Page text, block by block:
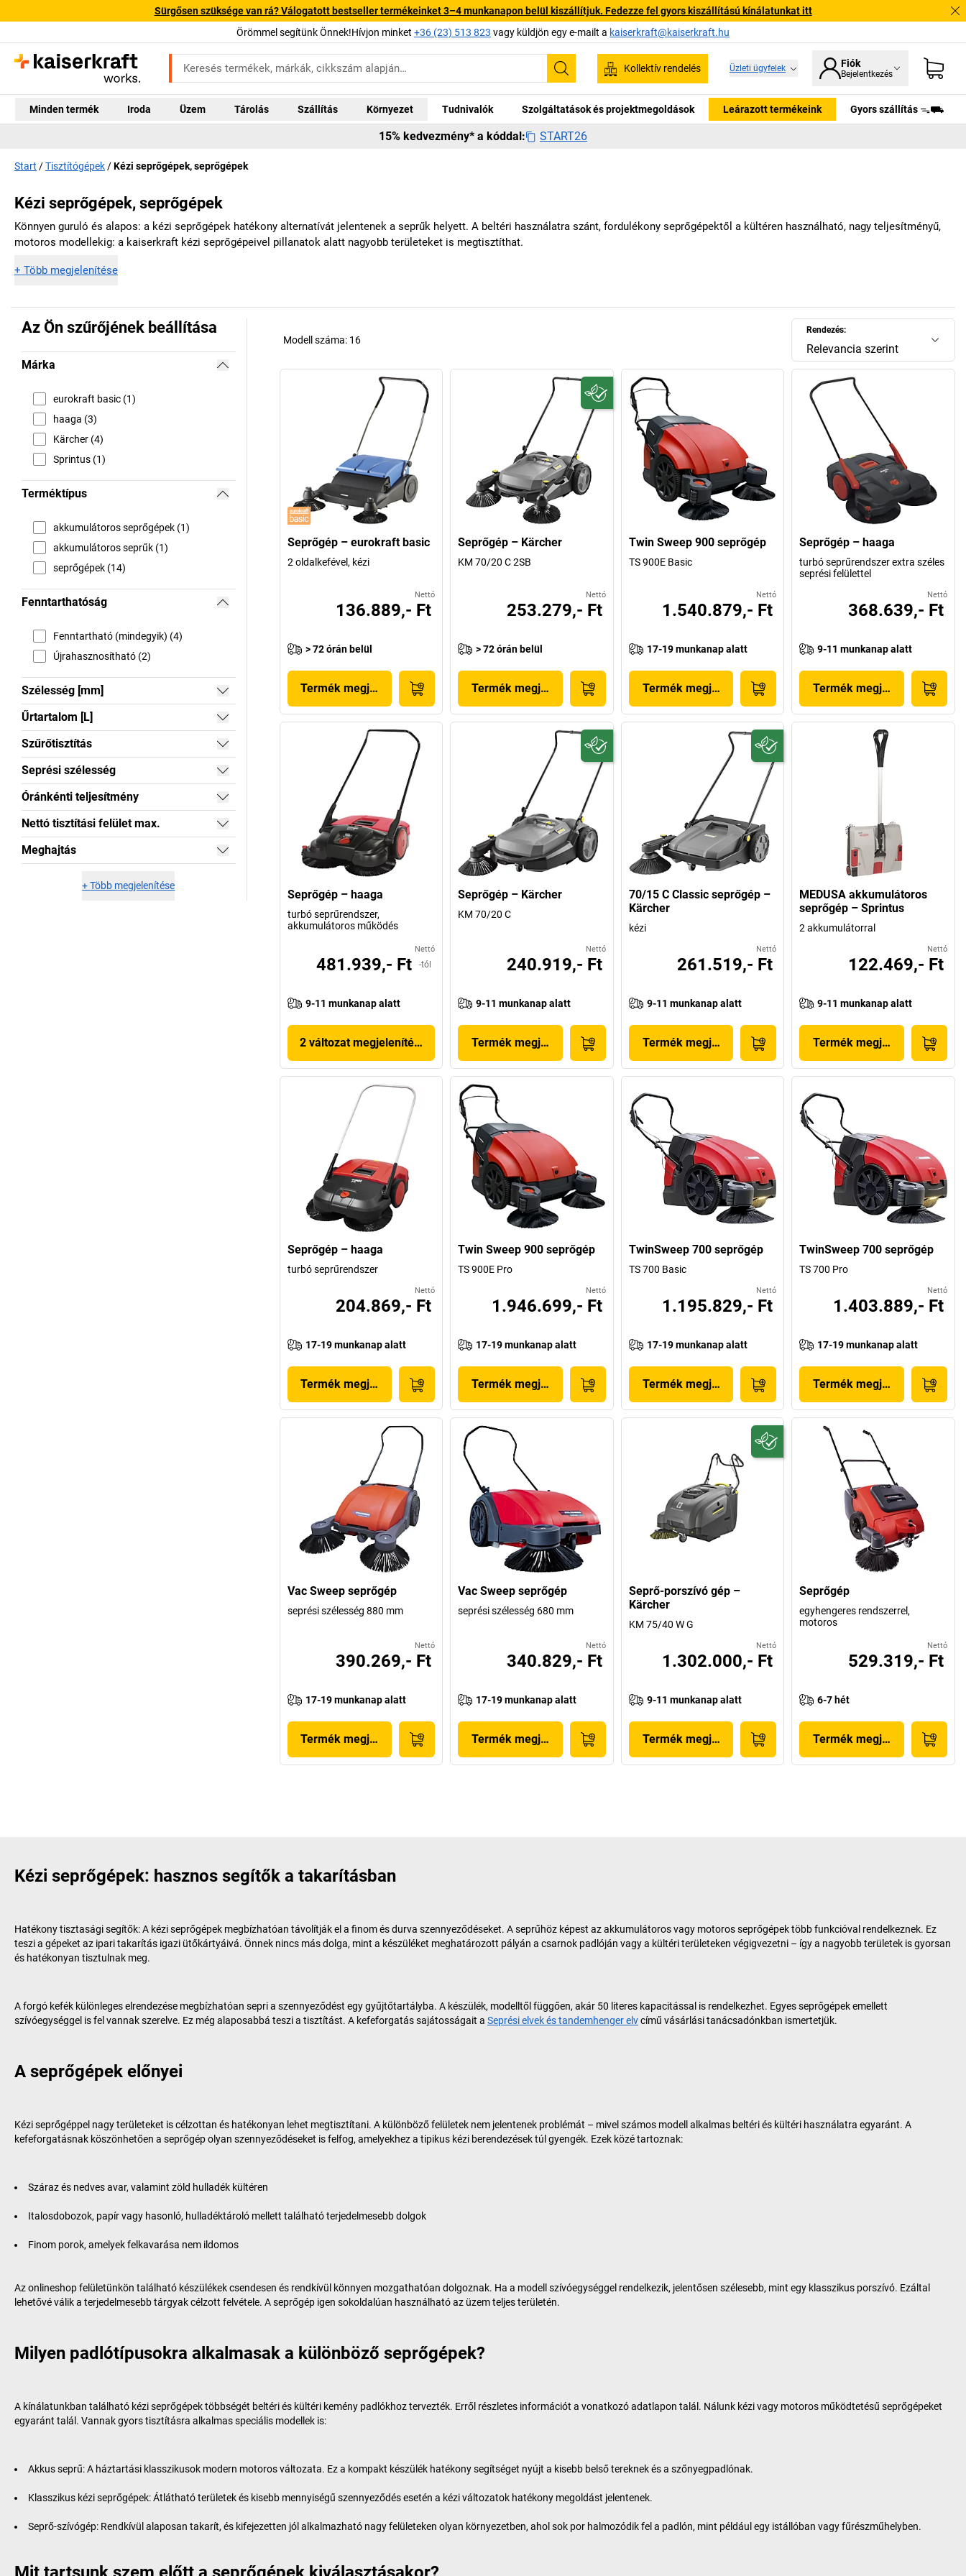
Sürgősen szüksége van rá? Válogatott bestseller termékeinket 3–4 munkanapon belül kiszállítjuk. Fedezze fel gyors kiszállítású kínálatunkat itt
Örömmel segítünk Önnek!Hívjon minket +36 (23) 513 823 vagy küldjön egy e-mailt a kaiserkraft@kaiserkraft.hu
Keresés
Kollektív rendelés Üzleti ügyfelek Fiók
Bejelentkezés
Minden termék Iroda Üzem Tárolás Szállítás Környezet Tudnivalók Szolgáltatások és projektmegoldások Leárazott termékeink Gyors szállítás ᯓ⛟
15% kedvezmény* a kóddal: START26
Start Tisztítógépek Kézi seprőgépek, seprőgépek
Kézi seprőgépek, seprőgépek
Könnyen guruló és alapos: a kézi seprőgépek hatékony alternatívát jelentenek a seprűk helyett. A beltéri használatra szánt, fordulékony seprőgépektől a kültéren használható, nagy teljesítményű,
motoros modellekig: a kaiserkraft kézi seprőgépeivel pillanatok alatt nagyobb területeket is megtisztíthat.
+ Több megjelenítése
Az Ön szűrőjének beállítása
Márka
eurokraft basic (1)
haaga (3)
Kärcher (4)
Sprintus (1)
Terméktípus
akkumulátoros seprőgépek (1)
akkumulátoros seprűk (1)
seprőgépek (14)
Fenntarthatóság
Fenntartható (mindegyik) (4)
Újrahasznosítható (2)
Szélesség [mm]
Űrtartalom [L]
Szűrőtisztítás
Seprési szélesség
Óránkénti teljesítmény
Nettó tisztítási felület max.
Meghajtás
+Több megjelenítése
Rendezés:
Relevancia szerint
Modell száma: 16
Seprőgép – eurokraft basic
2 oldalkefével, kézi
Nettó
136.889,- Ft
> 72 órán belül
Termék megjelenítése
Seprőgép – Kärcher
KM 70/20 C 2SB
Nettó
253.279,- Ft
> 72 órán belül
Termék megjelenítése
Twin Sweep 900 seprőgép
TS 900E Basic
Nettó
1.540.879,- Ft
17-19 munkanap alatt
Termék megjelenítése
Seprőgép – haaga
turbó seprűrendszer extra széles
seprési felülettel
Nettó
368.639,- Ft
9-11 munkanap alatt
Termék megjelenítése
Seprőgép – haaga
turbó seprűrendszer,
akkumulátoros működés
Nettó
481.939,- Ft -tól
9-11 munkanap alatt
2 változat megjelenítése
Seprőgép – Kärcher
KM 70/20 C
Nettó
240.919,- Ft
9-11 munkanap alatt
Termék megjelenítése
70/15 C Classic seprőgép –
Kärcher
kézi
Nettó
261.519,- Ft
9-11 munkanap alatt
Termék megjelenítése
MEDUSA akkumulátoros
seprőgép – Sprintus
2 akkumulátorral
Nettó
122.469,- Ft
9-11 munkanap alatt
Termék megjelenítése
Seprőgép – haaga
turbó seprűrendszer
Nettó
204.869,- Ft
17-19 munkanap alatt
Termék megjelenítése
Twin Sweep 900 seprőgép
TS 900E Pro
Nettó
1.946.699,- Ft
17-19 munkanap alatt
Termék megjelenítése
TwinSweep 700 seprőgép
TS 700 Basic
Nettó
1.195.829,- Ft
17-19 munkanap alatt
Termék megjelenítése
TwinSweep 700 seprőgép
TS 700 Pro
Nettó
1.403.889,- Ft
17-19 munkanap alatt
Termék megjelenítése
Vac Sweep seprőgép
seprési szélesség 880 mm
Nettó
390.269,- Ft
17-19 munkanap alatt
Termék megjelenítése
Vac Sweep seprőgép
seprési szélesség 680 mm
Nettó
340.829,- Ft
17-19 munkanap alatt
Termék megjelenítése
Seprő-porszívó gép –
Kärcher
KM 75/40 W G
Nettó
1.302.000,- Ft
9-11 munkanap alatt
Termék megjelenítése
Seprőgép
egyhengeres rendszerrel,
motoros
Nettó
529.319,- Ft
6-7 hét
Termék megjelenítése
Kézi seprőgépek: hasznos segítők a takarításban
Hatékony tisztasági segítők: A kézi seprőgépek megbízhatóan távolítják el a finom és durva szennyeződéseket. A seprűhöz képest az akkumulátoros vagy motoros seprőgépek több funkcióval rendelkeznek. Ez
teszi a gépeket az ipari takarítás igazi ütőkártyáivá. Önnek nincs más dolga, mint a készüléket meghatározott pályán a csarnok padlóján vagy a kültéri területeken végigvezetni – így a nagyobb területek is gyorsan
és hatékonyan tisztulnak meg.
A forgó kefék különleges elrendezése megbízhatóan sepri a szennyeződést egy gyűjtőtartályba. A készülék, modelltől függően, akár 50 literes kapacitással is rendelkezhet. Egyes seprőgépek emellett
szívóegységgel is fel vannak szerelve. Ez még alaposabbá teszi a tisztítást. A kefeforgatás sajátosságait a Seprési elvek és tandemhenger elvcímű vásárlási tanácsadónkban ismertetjük.
A seprőgépek előnyei
Kézi seprőgéppel nagy területeket is célzottan és hatékonyan lehet megtisztítani. A különböző felületek nem jelentenek problémát – mivel számos modell alkalmas beltéri és kültéri használatra egyaránt. A
kefeforgatásnak köszönhetően a seprőgép olyan szennyeződéseket is felfog, amelyekhez a tipikus kézi berendezések túl gyengék. Ezek közé tartoznak:
Száraz és nedves avar, valamint zöld hulladék kültéren
Italosdobozok, papír vagy hasonló, hulladéktároló mellett található terjedelmesebb dolgok
Finom porok, amelyek felkavarása nem ildomos
Az onlineshop felületünkön található készülékek csendesen és rendkívül könnyen mozgathatóan dolgoznak. Ha a modell szívóegységgel rendelkezik, jelentősen szélesebb, mint egy klasszikus porszívó. Ezáltal
lehetővé válik a terjedelmesebb tárgyak célzott felvétele. A seprőgép igen sokoldalúan használható az üzem teljes területén.
Milyen padlótípusokra alkalmasak a különböző seprőgépek?
A kínálatunkban található kézi seprőgépek többségét beltéri és kültéri kemény padlókhoz tervezték. Erről részletes információt a vonatkozó adatlapon talál. Nálunk kézi vagy motoros működtetésű seprőgépeket
egyaránt talál. Vannak gyors tisztításra alkalmas speciális modellek is:
Akkus seprű: A háztartási klasszikusok modern motoros változata. Ez a kompakt készülék hatékony segítséget nyújt a kisebb belső tereknek és a szőnyegpadlónak.
Klasszikus kézi seprőgépek: Átlátható területek és kisebb mennyiségű szennyeződés esetén a kézi változatok hatékony megoldást jelentenek.
Seprő-szívógép: Rendkívül alaposan takarít, és kifejezetten jól alkalmazható nagy felületeken olyan környezetben, ahol sok por halmozódik fel a padlón, mint például egy istállóban vagy fűrészműhelyben.